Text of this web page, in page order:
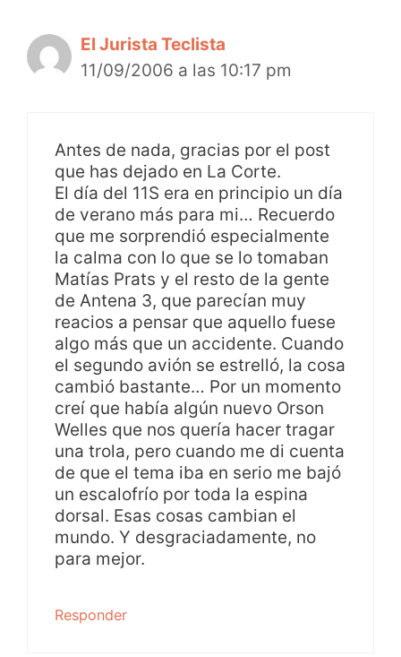
El Jurista Teclista
11/09/2006 a las 10:17 pm
Antes de nada, gracias por el post
que has dejado en La Corte.
El día del 11S era en principio un día
de verano más para mi… Recuerdo
que me sorprendió especialmente
la calma con lo que se lo tomaban
Matías Prats y el resto de la gente
de Antena 3, que parecían muy
reacios a pensar que aquello fuese
algo más que un accidente. Cuando
el segundo avión se estrelló, la cosa
cambió bastante… Por un momento
creí que había algún nuevo Orson
Welles que nos quería hacer tragar
una trola, pero cuando me di cuenta
de que el tema iba en serio me bajó
un escalofrío por toda la espina
dorsal. Esas cosas cambian el
mundo. Y desgraciadamente, no
para mejor.
Responder